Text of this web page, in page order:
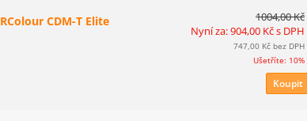
CDM-T Elite
1004,00 Kč
Nyní za: 904,00 Kčs DPH
747,00 Kč bez DPH
Ušetříte: 10%
Koupit